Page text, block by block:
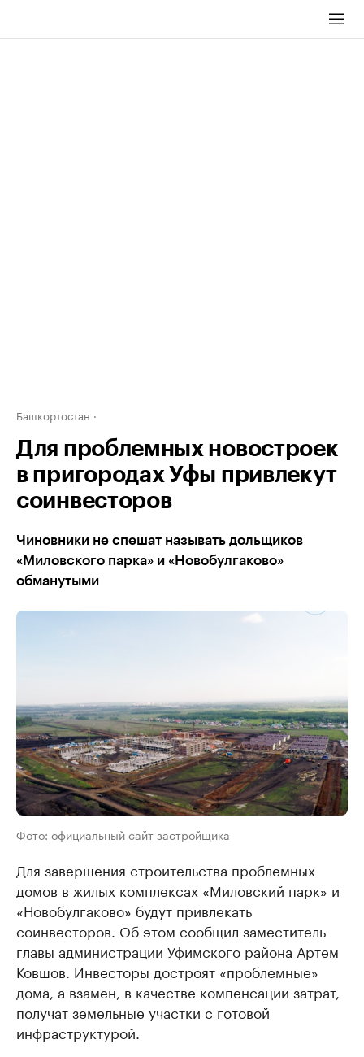
Башкортостан
Для проблемных новостроек
в пригородах Уфы привлекут
соинвесторов
Чиновники не спешат называть дольщиков
«Миловского парка» и «Новобулгаково»
обманутыми
Фото: официальный сайт застройщика
Для завершения строительства проблемных
домов в жилых комплексах «Миловский парк» и
«Новобулгаково» будут привлекать
соинвесторов. Об этом сообщил заместитель
главы администрации Уфимского района Артем
Ковшов. Инвесторы достроят «проблемные»
дома, а взамен, в качестве компенсации затрат,
получат земельные участки с готовой
инфраструктурой.